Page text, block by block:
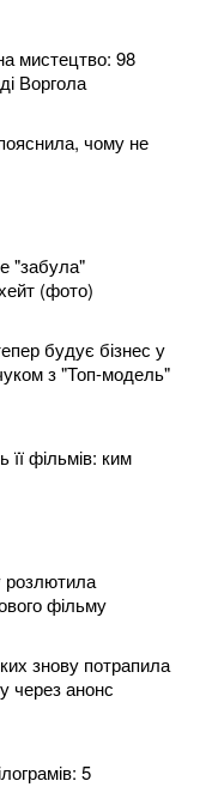
мистецтво: 98
Воргола
чому не
"забула"
(фото)
будує бізнес у
з "Топ-модель"
фільмів: ким
розлютила
фільму
знову потрапила
через анонс
5